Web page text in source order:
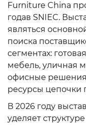
Furniture China
годав SNIEC.
являться
поиска
сегментах:
мебель, уличная
офисные
ресурсы цепочки
В 2026 году
уделяет